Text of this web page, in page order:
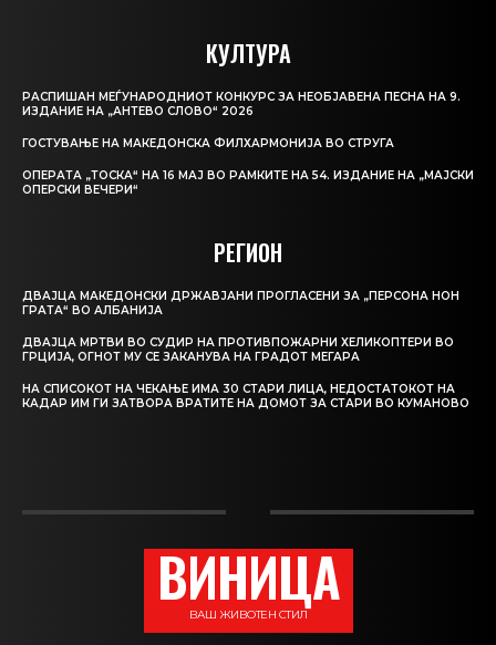
КУЛТУРА
РАСПИШАН МЕЃУНАРОДНИОТ КОНКУРС ЗА НЕОБЈАВЕНА ПЕСНА НА 9.
ИЗДАНИЕ НА „АНТЕВО СЛОВО“ 2026
ГОСТУВАЊЕ НА МАКЕДОНСКА ФИЛХАРМОНИЈА ВО СТРУГА
ОПЕРАТА „ТОСКА“ НА 16 МАЈ ВО РАМКИТЕ НА 54. ИЗДАНИЕ НА „МАЈСКИ
ОПЕРСКИ ВЕЧЕРИ“
РЕГИОН
ДВАЈЦА МАКЕДОНСКИ ДРЖАВЈАНИ ПРОГЛАСЕНИ ЗА „ПЕРСОНА НОН
ГРАТА“ ВО АЛБАНИЈА
ДВАЈЦА МРТВИ ВО СУДИР НА ПРОТИВПОЖАРНИ ХЕЛИКОПТЕРИ ВО
ГРЦИЈА, ОГНОТ МУ СЕ ЗАКАНУВА НА ГРАДОТ МЕГАРА
НА СПИСОКОТ НА ЧЕКАЊЕ ИМА 30 СТАРИ ЛИЦА, НЕДОСТАТОКОТ НА
КАДАР ИМ ГИ ЗАТВОРА ВРАТИТЕ НА ДОМОТ ЗА СТАРИ ВО КУМАНОВО
ВИНИЦА
ВАШ ЖИВОТЕН СТИЛ